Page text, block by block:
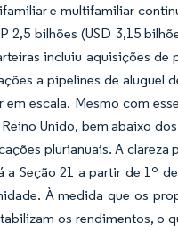
e multifamiliar
bilhões (USD 3,15
incluiu aquisições
a pipelines de aluguel
escala. Mesmo com
Unido, bem abaixo
plurianuais. A
Seção 21 a partir de 1º
À medida que os
os rendimentos, o